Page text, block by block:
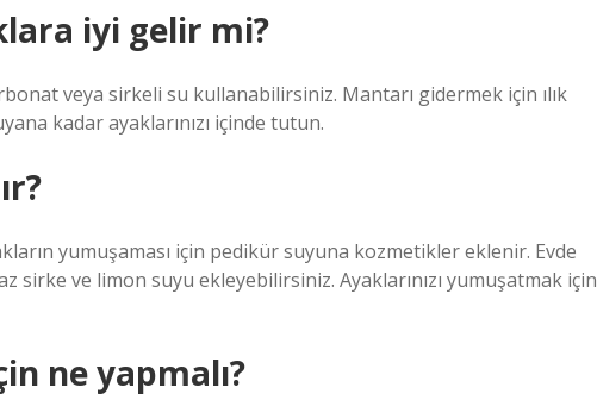
iyi gelir mi?
veya sirkeli su kullanabilirsiniz. Mantarı gidermek için ılık
kadar ayaklarınızı içinde tutun.
yumuşaması için pedikür suyuna kozmetikler eklenir. Evde
ve limon suyu ekleyebilirsiniz. Ayaklarınızı yumuşatmak için
ne yapmalı?